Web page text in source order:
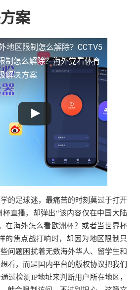
案
地区限制怎么解除？ CCTV5
制怎么解除？海外党看体育
解决方案
的足球迷，最痛苦的时刻莫过于打开
杯直播，却弹出“该内容仅在中国大陆
在海外怎么看欧洲杯？或者当世界杯
的焦点战打响时，却因为地区限制只
问题困扰着无数海外华人、留学生和
看，而是国内平台的版权协议把我们
过检测IP地址来判断用户所在地区，